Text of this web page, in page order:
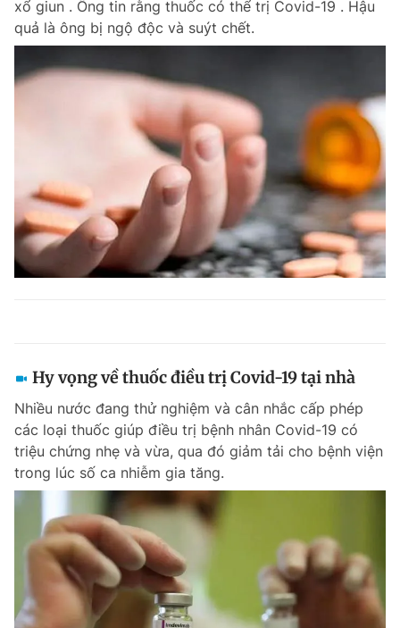
xổ giun . Ông tin rằng thuốc có thể trị Covid-19 . Hậu
quả là ông bị ngộ độc và suýt chết.
Hy vọng về thuốc điều trị Covid-19 tại nhà
Nhiều nước đang thử nghiệm và cân nhắc cấp phép
các loại thuốc giúp điều trị bệnh nhân Covid-19 có
triệu chứng nhẹ và vừa, qua đó giảm tải cho bệnh viện
trong lúc số ca nhiễm gia tăng.